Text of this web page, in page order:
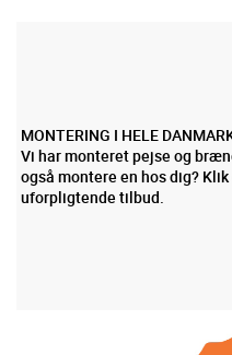
MONTERING I HELE
Vi har monteret pejse og
også montere en hos dig?
uforpligtende tilbud.